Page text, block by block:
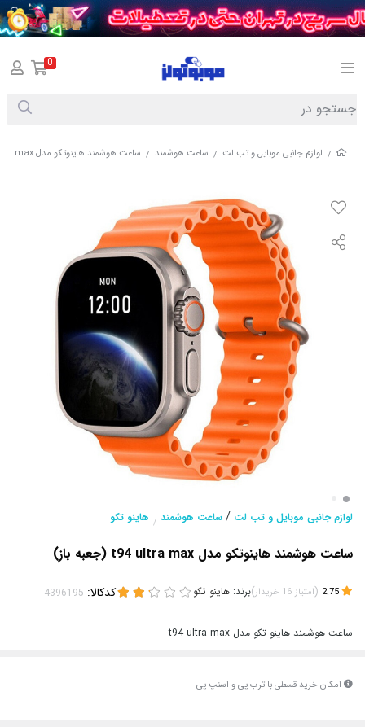
/ لوازم جانبی موبایل و تب لت / ساعت هوشمند / ساعت هوشمند هاینوتکو مدل t94 ultra max (جعبه باز)
لوازم جانبی موبایل و تب لت / ساعت هوشمند / هاینو تکو
ساعت هوشمند هاینوتکو مدل t94 ultra max (جعبه باز)
(امتیاز 16 خریدار)برند: هاینو تکو کدکالا:
ساعت هوشمند هاینو تکو مدل t94 ultra max
امکان خرید قسطی با ترب پی و اسنپ پی
0